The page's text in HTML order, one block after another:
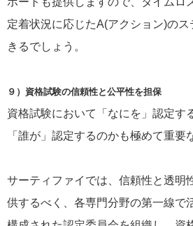
定着状況に応じたA(アクション)の
きるでしょう。
９）資格試験の信頼性と公平性を担保
資格試験において「なにを」認定す
「誰が」認定するのかも極めて重要
サーティファイでは、信頼性と透明
供するべく、各専門分野の第一線で